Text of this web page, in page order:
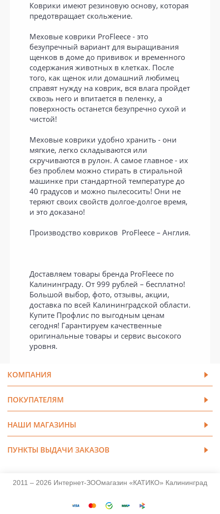
Коврики имеют резиновую основу, которая
предотвращает скольжение.
Меховые коврики ProFleece - это
безупречный вариант для выращивания
щенков в доме до прививок и временного
содержания животных в клетках. После
того, как щенок или домашний любимец
справят нужду на коврик, вся влага пройдет
сквозь него и впитается в пеленку, а
поверхность останется безупречно сухой и
чистой!
Меховые коврики удобно хранить - они
мягкие, легко складываются или
скручиваются в рулон. А самое главное - их
без проблем можно стирать в стиральной
машинке при стандартной температуре до
40 градусов и можно пылесосить! Они не
теряют своих свойств долгое-долгое время,
и это доказано!
Производство ковриков ProFleece – Англия.
Доставляем товары бренда ProFleece по
Калининграду. От 999 рублей – бесплатно!
Большой выбор, фото, отзывы, акции,
доставка по всей Калининградской области.
Купите Профлис по выгодным ценам
сегодня! Гарантируем качественные
оригинальные товары и сервис высокого
уровня.
КОМПАНИЯ
ПОКУПАТЕЛЯМ
НАШИ МАГАЗИНЫ
ПУНКТЫ ВЫДАЧИ ЗАКАЗОВ
2011 – 2026 Интернет-ЗООмагазин «КАТИКО» Калининград